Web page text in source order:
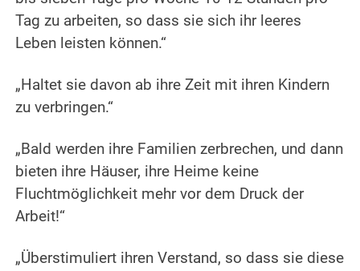
Tag zu arbeiten, so dass sie sich ihr leeres
Leben leisten können.“
„Haltet sie davon ab ihre Zeit mit ihren Kindern
zu verbringen.“
„Bald werden ihre Familien zerbrechen, und dann
bieten ihre Häuser, ihre Heime keine
Fluchtmöglichkeit mehr vor dem Druck der
Arbeit!“
„Überstimuliert ihren Verstand, so dass sie diese